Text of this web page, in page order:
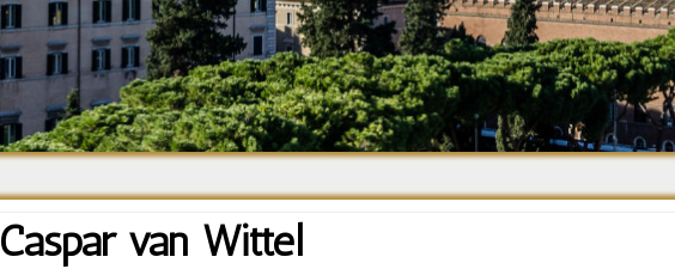
Темные Века.
Экзархат
Средневековье
Возрождение и
Барокко
Фонтаны
Caspar van Wittel